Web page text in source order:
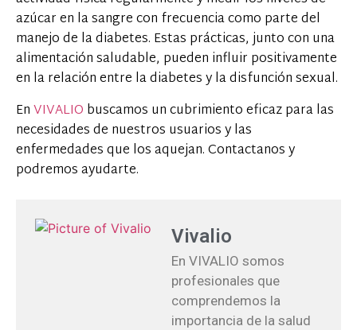
azúcar en la sangre con frecuencia como parte del
manejo de la diabetes. Estas prácticas, junto con una
alimentación saludable, pueden influir positivamente
en la relación entre la diabetes y la disfunción sexual.
EnVIVALIO buscamos un cubrimiento eficaz para las
necesidades de nuestros usuarios y las
enfermedades que los aquejan. Contactanos y
podremos ayudarte.
Vivalio
En VIVALIO somos
profesionales que
comprendemos la
importancia de la salud